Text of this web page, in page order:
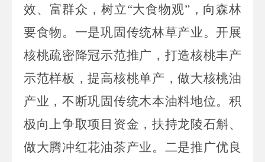
效、富群众，树立“大食物观”，向森林
要食物。一是巩固传统林草产业。开展
核桃疏密降冠示范推广，打造核桃丰产
示范样板，提高核桃单产，做大核桃油
产业，不断巩固传统木本油料地位。积
极向上争取项目资金，扶持龙陵石斛、
做大腾冲红花油茶产业。二是推广优良